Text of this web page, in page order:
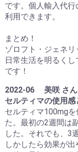
です。個人輸入代
利用できます。
まとめ！
ゾロフト・ジェネ
日常生活を明るく
です！
2022-06
美咲 さん
セルティマの使用感
セルティマ100mg
た。最初の2週間は
した。それでも、3
しかしたら効果が